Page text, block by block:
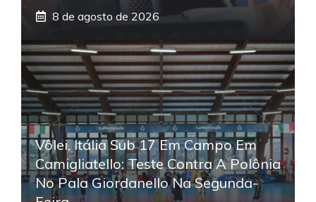
8 de agosto de 2026
Vôlei, Itália Sub 17 Em Campo Em
Camigliatello: Teste Contra A Polônia
No Pala Giordanello Na Segunda-